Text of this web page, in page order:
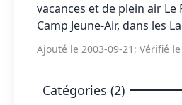
vacances et de plein air
Camp Jeune-Air, dans les
Ajouté le 2003-09-21; Vérifié
Catégories (2)